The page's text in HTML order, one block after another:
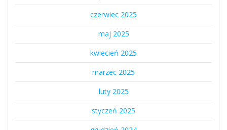
czerwiec 2025
maj 2025
kwiecień 2025
marzec 2025
luty 2025
styczeń 2025